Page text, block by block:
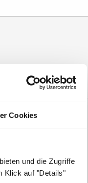
Cookies
und die Zugriffe
Klick auf "Details"